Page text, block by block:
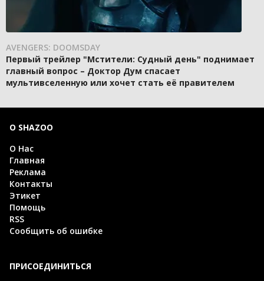
AVENGERS: DOOMSDAY
Первый трейлер "Мстители: Судный день" поднимает
главный вопрос – Доктор Дум спасает
мультивселенную или хочет стать её правителем
О SHAZOO
О Нас
Главная
Реклама
Контакты
Этикет
Помощь
RSS
Сообщить об ошибке
ПРИСОЕДИНИТЬСЯ